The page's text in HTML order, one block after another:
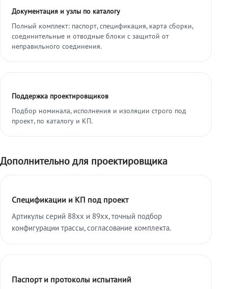
Документация и узлы по каталогу
Полный комплект: паспорт, спецификация, карта сборки,
соединительные и отводные блоки с защитой от
неправильного соединения.
Поддержка проектировщиков
Подбор номинала, исполнения и изоляции строго под
проект, по каталогу и КП.
Дополнительно для проектировщика
Спецификации и КП под проект
Артикулы серий 88xx и 89xx, точный подбор
конфигурации трассы, согласование комплекта.
Паспорт и протоколы испытаний